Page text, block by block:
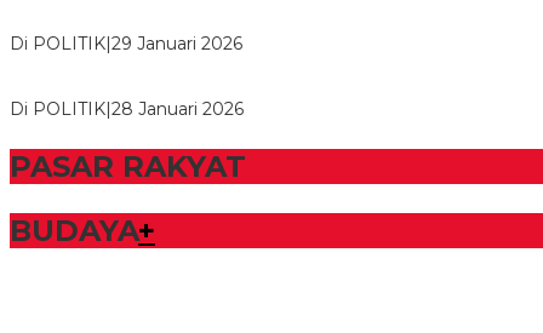
Di POLITIK 29 Januari 2026
Di POLITIK 28 Januari 2026
PASAR RAKYAT
BUDAYA+